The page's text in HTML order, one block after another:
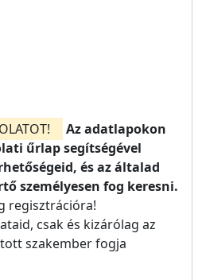
Az adatlapokon
űrlap segítségével
és az általad
személyesen fog keresni.
regisztrációra!
csak és kizárólag az
szakember fogja